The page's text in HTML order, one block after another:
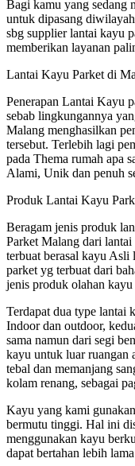
Bagi kamu yang sedang
untuk dipasang
sbg supplier lantai kayu
memberikan layanan
Lantai Kayu Parket di
Penerapan Lantai Kayu
sebab lingkungannya
Malang menghasilkan
tersebut. Terlebih lagi
pada Thema rumah apa
Alami, Unik dan penuh
Produk Lantai Kayu
Beragam jenis produk
Parket Malang dari
terbuat berasal kayu Asli
parket yg terbuat dari
jenis produk olahan
Terdapat dua type lantai
Indoor dan outdoor,
sama namun dari segi
kayu untuk luar ruangan
tebal dan memanjang
kolam renang, sebagai
Kayu yang kami
bermutu tinggi. Hal ini
menggunakan kayu
dapat bertahan lebih